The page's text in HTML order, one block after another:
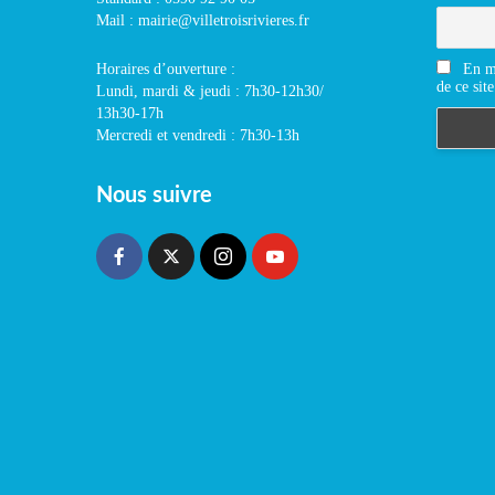
Mail : mairie@villetroisrivieres.fr
Horaires d’ouverture :
Lundi, mardi & jeudi : 7h30-12h30/
13h30-17h
Mercredi et vendredi : 7h30-13h
Nous suivre
En
de ce site